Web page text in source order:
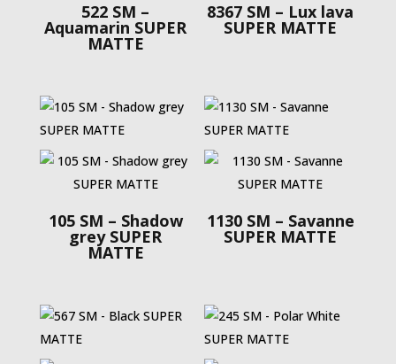
522 SM –
Aquamarin SUPER
MATTE
8367 SM – Lux lava
SUPER MATTE
105 SM – Shadow
grey SUPER
MATTE
1130 SM – Savanne
SUPER MATTE